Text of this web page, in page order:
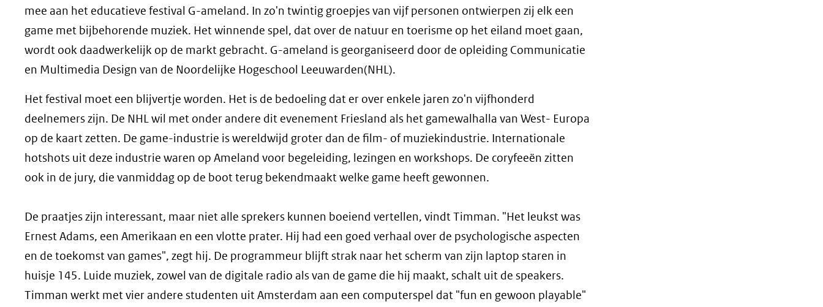
mee aan het educatieve festival G-ameland. In zo'n twintig groepjes van vijf personen ontwierpen zij elk een
game met bijbehorende muziek. Het winnende spel, dat over de natuur en toerisme op het eiland moet gaan,
wordt ook daadwerkelijk op de markt gebracht. G-ameland is georganiseerd door de opleiding Communicatie
en Multimedia Design van de Noordelijke Hogeschool Leeuwarden(NHL).
Het festival moet een blijvertje worden. Het is de bedoeling dat er over enkele jaren zo'n vijfhonderd
deelnemers zijn. De NHL wil met onder andere dit evenement Friesland als het gamewalhalla van West- Europa
op de kaart zetten. De game-industrie is wereldwijd groter dan de film- of muziekindustrie. Internationale
hotshots uit deze industrie waren op Ameland voor begeleiding, lezingen en workshops. De coryfeeën zitten
ook in de jury, die vanmiddag op de boot terug bekendmaakt welke game heeft gewonnen.
De praatjes zijn interessant, maar niet alle sprekers kunnen boeiend vertellen, vindt Timman. "Het leukst was
Ernest Adams, een Amerikaan en een vlotte prater. Hij had een goed verhaal over de psychologische aspecten
en de toekomst van games", zegt hij. De programmeur blijft strak naar het scherm van zijn laptop staren in
huisje 145. Luide muziek, zowel van de digitale radio als van de game die hij maakt, schalt uit de speakers.
Timman werkt met vier andere studenten uit Amsterdam aan een computerspel dat "fun en gewoon playable"